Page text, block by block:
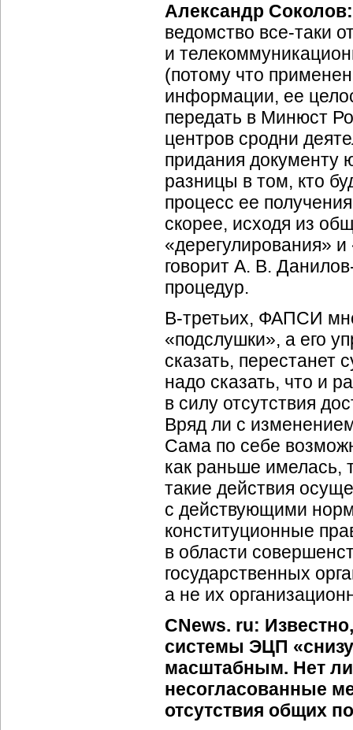
Александр Соколов:
ведомство все-таки
и
(потому что
информации, ее
передать в Минюст
центров сродни
придания документу
разницы в том, кто
процесс ее
скорее, исходя из
«дерегулирования»
говорит А. В.
процедур.
В-третьих, ФАПСИ
«подслушки», а его
сказать, перестанет
надо сказать, что и
в силу отсутствия
Вряд ли с
Сама по себе
как раньше имелась,
такие действия
с действующими
конституционные
в области
государственных
а не их
CNews. ru:
системы ЭЦП
масштабным. Нет ли
несогласованные
отсутствия общих